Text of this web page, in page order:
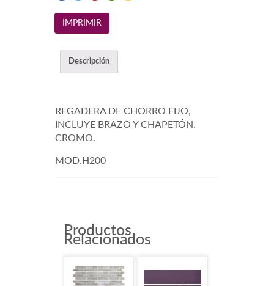
Descripción
REGADERA DE CHORRO FIJO,
INCLUYE BRAZO Y CHAPETÓN.
CROMO.
MOD.H200
Productos
Relacionados